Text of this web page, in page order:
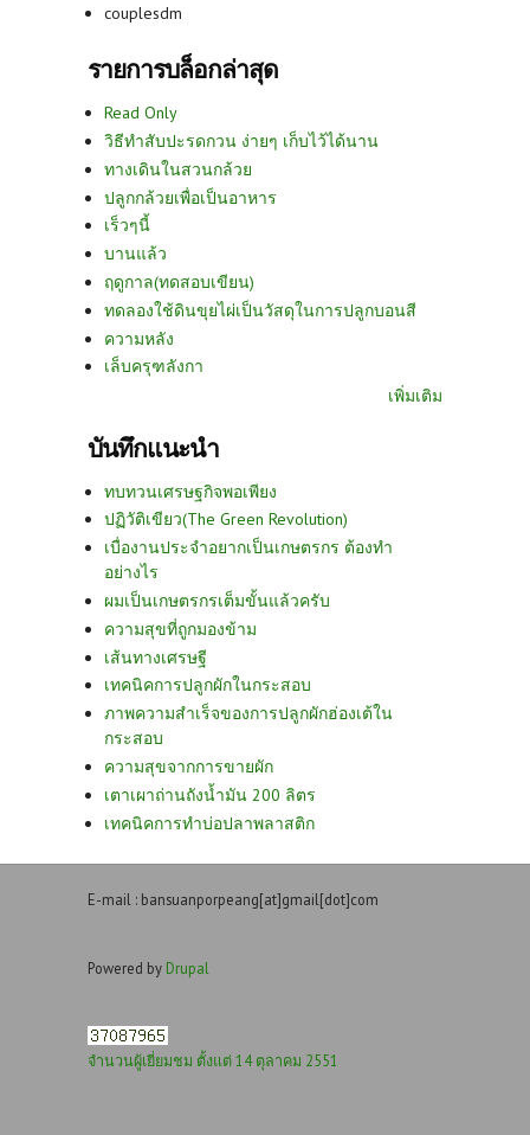
couplesdm
รายการบล็อกล่าสุด
Read Only
วิธีทำสับปะรดกวน ง่ายๆ เก็บไว้ได้นาน
ทางเดินในสวนกล้วย
ปลูกกล้วยเพื่อเป็นอาหาร
เร็วๆนี้
บานแล้ว
ฤดูกาล(ทดสอบเขียน)
ทดลองใช้ดินขุยไผ่เป็นวัสดุในการปลูกบอนสี
ความหลัง
เล็บครุฑลังกา
เพิ่มเติม
บันทึกแนะนำ
ทบทวนเศรษฐกิจพอเพียง
ปฏิวัติเขียว(The Green Revolution)
เบื่องานประจำอยากเป็นเกษตรกร ต้องทำ
อย่างไร
ผมเป็นเกษตรกรเต็มขั้นแล้วครับ
ความสุขที่ถูกมองข้าม
เส้นทางเศรษฐี
เทคนิคการปลูกผักในกระสอบ
ภาพความสำเร็จของการปลูกผักฮ่องเต้ใน
กระสอบ
ความสุขจากการขายผัก
เตาเผาถ่านถังน้ำมัน 200 ลิตร
เทคนิคการทำบ่อปลาพลาสติก
E-mail : bansuanporpeang[at]gmail[dot]com
Powered by Drupal
จำนวนผู้เยี่ยมชม ตั้งแต่ 14 ตุลาคม 2551